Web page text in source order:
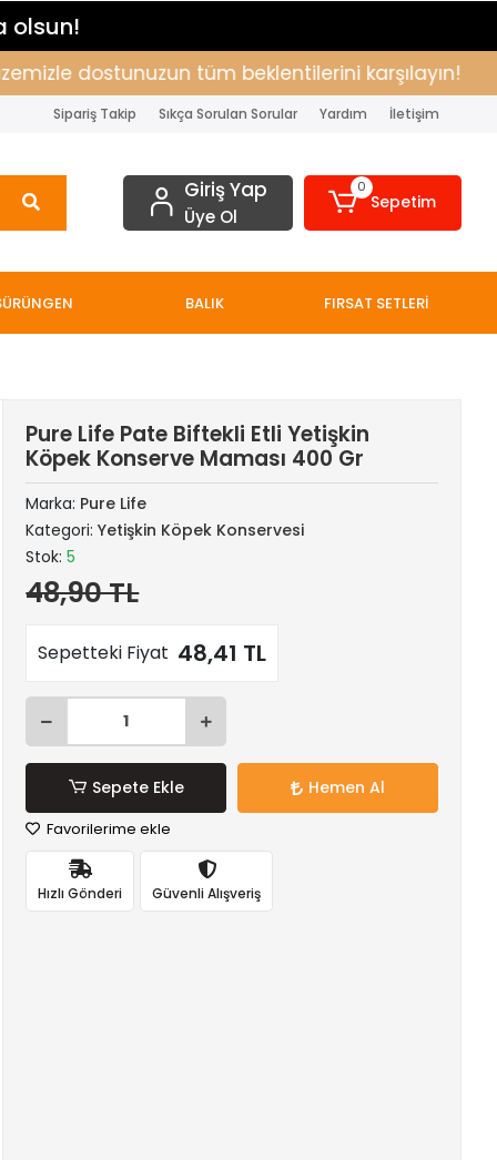
olsun!
dostunuzun tüm beklentilerini karşılayın!
Sipariş Takip Sıkça Sorulan Sorular Yardım İletişim
Giriş Yap
Üye Ol
0
Sepetim
BALIK FIRSAT SETLERİ
Pure Life Pate Biftekli Etli Yetişkin
Köpek Konserve Maması 400 Gr
Marka: Pure Life
Kategori:Yetişkin Köpek Konservesi
Stok:5
48,90 TL
Sepetteki Fiyat 48,41 TL
Sepete Ekle Hemen Al
Favorilerime ekle
Hızlı Gönderi Güvenli Alışveriş